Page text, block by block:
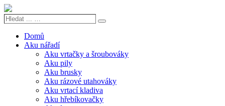
Hledat
Search
Domů
Aku nářadí
Aku vrtačky a šroubováky
Aku pily
Aku brusky
Aku rázové utahováky
Aku vrtací kladiva
Aku hřebíkovačky